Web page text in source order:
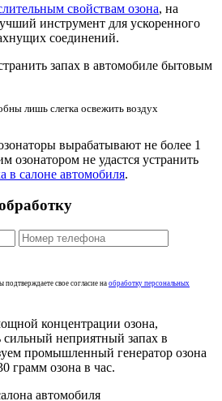
свойствам озона, на
инструмент для ускоренного
соединений.
запах в автомобиле бытовым
лишь слегка освежить воздух
вырабатывают не более 1
озонатором не удастся устранить
в салоне автомобиля.
свое согласие на обработку персональных
концентрации озона,
неприятный запах в
промышленный генератор озона
грамм озона в час.